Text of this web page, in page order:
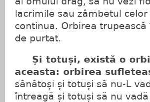
lacrimile sau zâmbetul
continua. Orbirea
de purtat.
Și totuși, există o
aceasta: orbirea
sănătoși și totuși să nu-L
întreagă și totuși să nu